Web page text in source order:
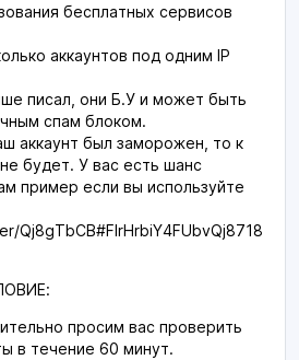
бесплатных сервисов
аккаунтов под одним IP
писал, они Б.У и может быть
спам блоком.
аккаунт был заморожен, то к
будет. У вас есть шанс
пример если вы используйте
Qj8gTbCB#FIrHrbiY4FUbvQj8718
просим вас проверить
в течение 60 минут.